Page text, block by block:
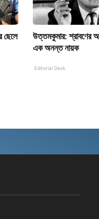
ছেলে
উত্তমকুমার: শ্রাবণের
এক অনন্ত নায়ক
Editorial Desk